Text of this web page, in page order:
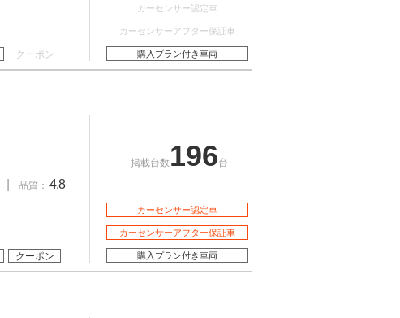
クーポン
カーセンサー認定車
カーセンサーアフター保証車
購入プラン付き車両
品質： 4.8
クーポン
掲載台数 196台
カーセンサー認定車
カーセンサーアフター保証車
購入プラン付き車両